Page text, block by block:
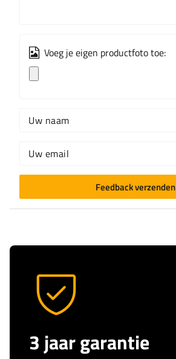
Voeg je eigen productfoto toe:
Uw naam
Uw email
Feedback verzenden
3 jaar garantie